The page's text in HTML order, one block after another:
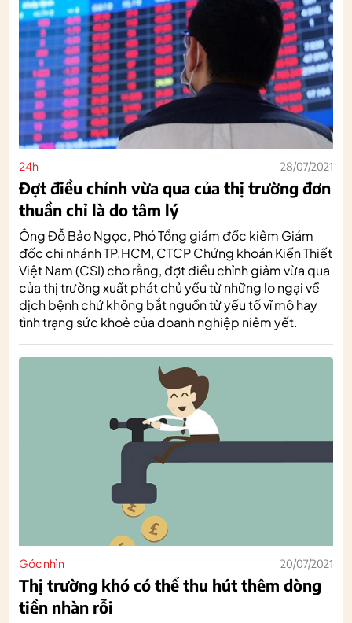
24h 28/07/2021
Đợt điều chỉnh vừa qua của thị trường đơn
thuần chỉ là do tâm lý
Ông Đỗ Bảo Ngọc, Phó Tổng giám đốc kiêm Giám
đốc chi nhánh TP.HCM, CTCP Chứng khoán Kiến Thiết
Việt Nam (CSI) cho rằng, đợt điều chỉnh giảm vừa qua
của thị trường xuất phát chủ yếu từ những lo ngại về
dịch bệnh chứ không bắt nguồn từ yếu tố vĩ mô hay
tình trạng sức khoẻ của doanh nghiệp niêm yết.
Góc nhìn 20/07/2021
Thị trường khó có thể thu hút thêm dòng
tiền nhàn rỗi